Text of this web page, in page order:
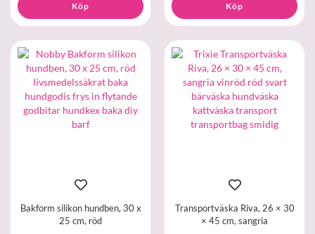
Köp Köp
Bakform silikon hundben, 30 x
25 cm, röd
Transportväska Riva, 26 × 30
× 45 cm, sangria